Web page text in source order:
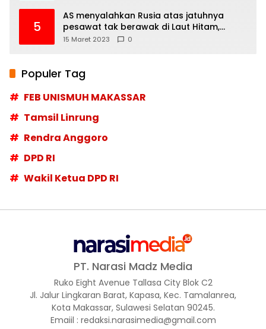
5
AS menyalahkan Rusia atas jatuhnya
pesawat tak berawak di Laut Hitam,
Moskow menyangkal
15 Maret 2023 0
Populer Tag
FEB UNISMUH MAKASSAR
Tamsil Linrung
Rendra Anggoro
DPD RI
Wakil Ketua DPD RI
PT. Narasi Madz Media
Ruko Eight Avenue Tallasa City Blok C2
Jl. Jalur Lingkaran Barat, Kapasa, Kec. Tamalanrea,
Kota Makassar, Sulawesi Selatan 90245.
Emaiil : redaksi.narasimedia@gmail.com